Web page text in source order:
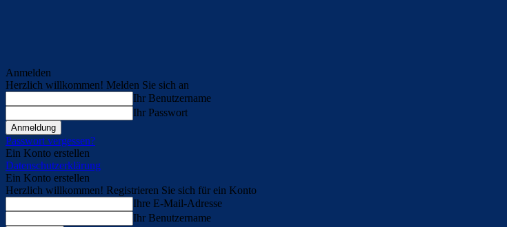
Anmelden
Herzlich willkommen! Melden Sie sich an
Ihr Benutzername
Ihr Passwort
Passwort vergessen?
Ein Konto erstellen
Datenschutzerklärung
Ein Konto erstellen
Herzlich willkommen! Registrieren Sie sich für ein Konto
Ihre E-Mail-Adresse
Ihr Benutzername